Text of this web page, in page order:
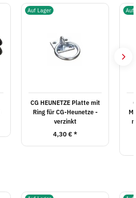
Auf Lager
CG HEUNETZE Platte mit
Ring für CG-Heunetze -
verzinkt
4,30 €*
Auf